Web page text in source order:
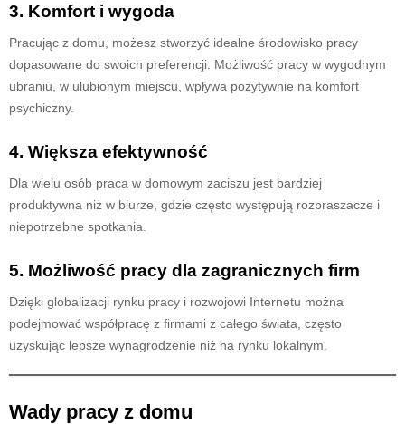
3. Komfort i wygoda
Pracując z domu, możesz stworzyć idealne środowisko pracy
dopasowane do swoich preferencji. Możliwość pracy w wygodnym
ubraniu, w ulubionym miejscu, wpływa pozytywnie na komfort
psychiczny.
4. Większa efektywność
Dla wielu osób praca w domowym zaciszu jest bardziej
produktywna niż w biurze, gdzie często występują rozpraszacze i
niepotrzebne spotkania.
5. Możliwość pracy dla zagranicznych firm
Dzięki globalizacji rynku pracy i rozwojowi Internetu można
podejmować współpracę z firmami z całego świata, często
uzyskując lepsze wynagrodzenie niż na rynku lokalnym.
Wady pracy z domu